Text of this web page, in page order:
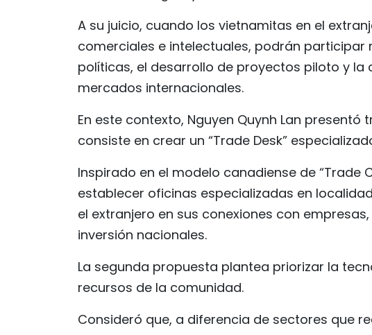
A su juicio, cuando los vietnamitas en el
comerciales e intelectuales, podrán
políticas, el desarrollo de proyectos piloto y
mercados internacionales.
En este contexto, Nguyen Quynh Lan
consiste en crear un “Trade Desk”
Inspirado en el modelo canadiense de “Trade
establecer oficinas especializadas en
el extranjero en sus conexiones con
inversión nacionales.
La segunda propuesta plantea priorizar la
recursos de la comunidad.
Consideró que, a diferencia de sectores que